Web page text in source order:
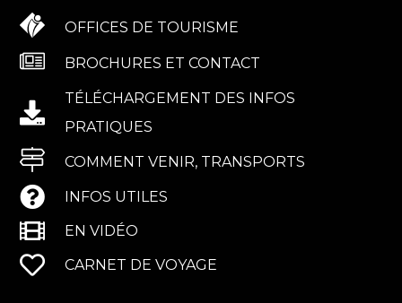
OFFICES DE TOURISME
BROCHURES ET CONTACT
TÉLÉCHARGEMENT DES INFOS
PRATIQUES
COMMENT VENIR, TRANSPORTS
INFOS UTILES
EN VIDÉO
CARNET DE VOYAGE